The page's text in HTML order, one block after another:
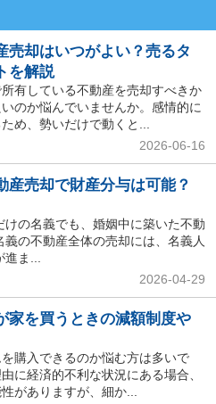
売却はいつがよい？売るタ
を解説
有している不動産を売却すべきか
のか悩んでいませんか。感情的に
め、勢いだけで動くと...
2026-06-16
産売却で財産分与は可能？
の名義でも、婚姻中に築いた不動
の不動産全体の売却には、名義人
ま...
2026-04-29
家を買うときの減額制度や
購入できるのか悩む方は多いで
に経済的不利な状況にある場合、
がありますが、細か...